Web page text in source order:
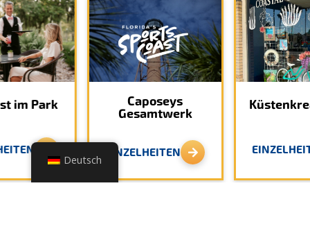
im Park
Caposeys
Gesamtwerk
EINZELHEITEN
Deutsch